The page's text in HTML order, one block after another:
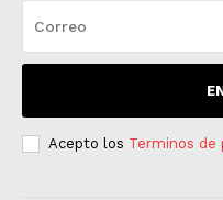
Acepto los Terminos de